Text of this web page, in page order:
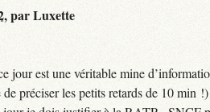
,parLuxette
est une véritable mine
préciser les petits retards de 10 min